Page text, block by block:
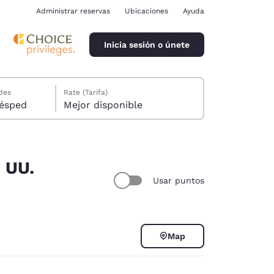
Administrar reservas Ubicaciones Ayuda
Inicia sesión o únete
1 huésped
Rate (Tarifa)
Mejor disponible
Usar puntos
Map